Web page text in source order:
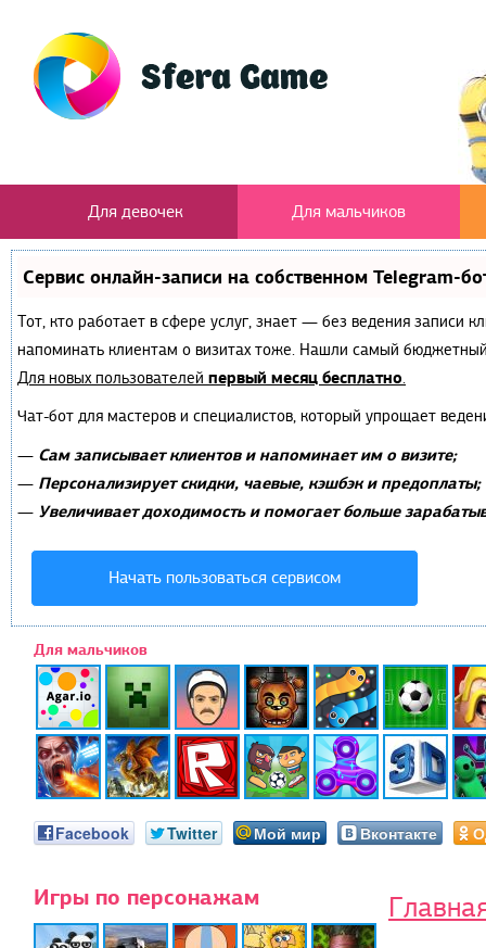
Для девочек Для мальчиков
Сервис онлайн-записи на собственном Telegram-
Тот, кто работает в сфере услуг, знает — без ведения записи
напоминать клиентам о визитах тоже. Нашли самый
Для новых пользователей первый месяц бесплатно.
Чат-бот для мастеров и специалистов, который упрощает
— Сам записывает клиентов и напоминает им о визите;
— Персонализирует скидки, чаевые, кэшбэк и предоплаты;
— Увеличивает доходимость и помогает больше
Начать пользоваться сервисом
Для мальчиков
Facebook Twitter Мой мир Вконтакте
Игры по персонажам